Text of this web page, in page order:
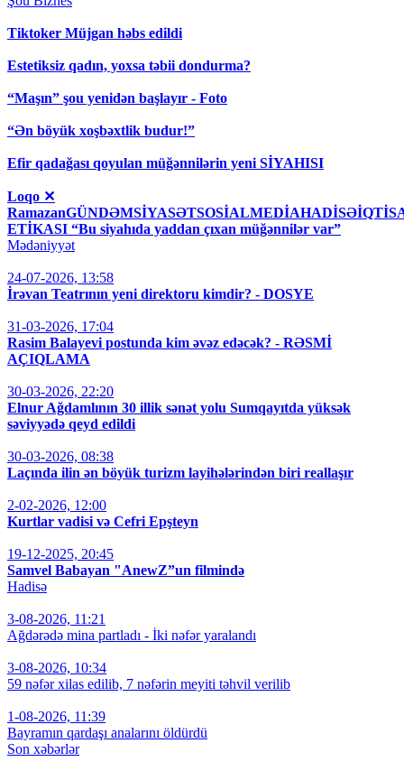
Tiktoker Müjgan həbs edildi
Estetiksiz qadın, yoxsa təbii dondurma?
“Maşın” şou yenidən başlayır - Foto
“Ən böyük xoşbəxtlik budur!”
Efir qadağası qoyulan müğənnilərin yeni SİYAHISI
Loqo ✕
ETİKASI “Bu siyahıda yaddan çıxan müğənnilər var”
Mədəniyyət
24-07-2026, 13:58
İrəvan Teatrının yeni direktoru kimdir? - DOSYE
31-03-2026, 17:04
Rasim Balayevi postunda kim əvəz edəcək? - RƏSMİ
AÇIQLAMA
30-03-2026, 22:20
Elnur Ağdamlının 30 illik sənət yolu Sumqayıtda yüksək
səviyyədə qeyd edildi
30-03-2026, 08:38
Laçında ilin ən böyük turizm layihələrindən biri reallaşır
2-02-2026, 12:00
Kurtlar vadisi və Cefri Epşteyn
19-12-2025, 20:45
Samvel Babayan "AnewZ”un filmində
Hadisə
3-08-2026, 11:21
Ağdərədə mina partladı - İki nəfər yaralandı
3-08-2026, 10:34
59 nəfər xilas edilib, 7 nəfərin meyiti təhvil verilib
1-08-2026, 11:39
Bayramın qardaşı analarını öldürdü
Son xəbərlər